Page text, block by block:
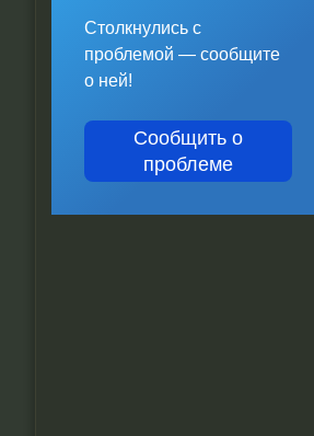
Столкнулись с
проблемой — сообщите
о ней!
Сообщить о
проблеме